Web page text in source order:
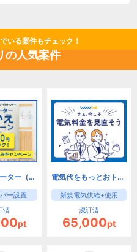
いる案件もチェック！
の人気案件
コスモウォーター（株式会社 NEXT ONE）
ー設置
済
pt
電気代をもっとおトクに！【Looopでんき】
新規電気供給+使用
認証済
65,000pt